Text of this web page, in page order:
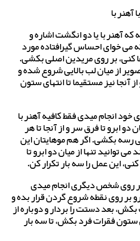
آهنربا
که آهنربا یا دو انگشت اشاره و
می خوای احساس گیرافتاده مورد
کنی، بر روی مریدین اصلی بکشی.
از میان لب بالایی شروع شده و
آنجا نیز مستقیما تا انتهای ستون
خود انجام میدی فقط کافیه آهنربا
دو ابرو تا فرق سر و از آنجا تا هر
بکشی. اگر هم موهایتان این
توانید تنها از میان دو ابرو تا
این عمل را سه بار تکرار کن.
روی شخص دیگری انجام میدی
بر روی نقطه شروع گردن قرار بده و
بعد دستت را بردار و دوباره از
ستون فقرات فرد بکش، تا سه بار